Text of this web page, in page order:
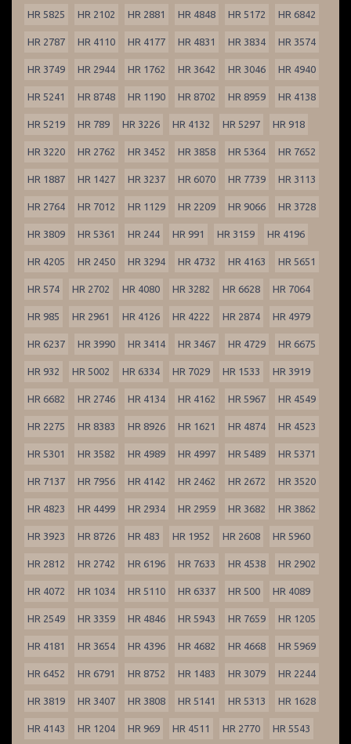
HR 5825 HR 2102 HR 2881 HR 4848 HR 5172 HR 6842
HR 2787 HR 4110 HR 4177 HR 4831 HR 3834 HR 3574
HR 3749 HR 2944 HR 1762 HR 3642 HR 3046 HR 4940
HR 5241 HR 8748 HR 1190 HR 8702 HR 8959 HR 4138
HR 5219 HR 789 HR 3226 HR 4132 HR 5297 HR 918
HR 3220 HR 2762 HR 3452 HR 3858 HR 5364 HR 7652
HR 1887 HR 1427 HR 3237 HR 6070 HR 7739 HR 3113
HR 2764 HR 7012 HR 1129 HR 2209 HR 9066 HR 3728
HR 3809 HR 5361 HR 244 HR 991 HR 3159 HR 4196
HR 4205 HR 2450 HR 3294 HR 4732 HR 4163 HR 5651
HR 574 HR 2702 HR 4080 HR 3282 HR 6628 HR 7064
HR 985 HR 2961 HR 4126 HR 4222 HR 2874 HR 4979
HR 6237 HR 3990 HR 3414 HR 3467 HR 4729 HR 6675
HR 932 HR 5002 HR 6334 HR 7029 HR 1533 HR 3919
HR 6682 HR 2746 HR 4134 HR 4162 HR 5967 HR 4549
HR 2275 HR 8383 HR 8926 HR 1621 HR 4874 HR 4523
HR 5301 HR 3582 HR 4989 HR 4997 HR 5489 HR 5371
HR 7137 HR 7956 HR 4142 HR 2462 HR 2672 HR 3520
HR 4823 HR 4499 HR 2934 HR 2959 HR 3682 HR 3862
HR 3923 HR 8726 HR 483 HR 1952 HR 2608 HR 5960
HR 2812 HR 2742 HR 6196 HR 7633 HR 4538 HR 2902
HR 4072 HR 1034 HR 5110 HR 6337 HR 500 HR 4089
HR 2549 HR 3359 HR 4846 HR 5943 HR 7659 HR 1205
HR 4181 HR 3654 HR 4396 HR 4682 HR 4668 HR 5969
HR 6452 HR 6791 HR 8752 HR 1483 HR 3079 HR 2244
HR 3819 HR 3407 HR 3808 HR 5141 HR 5313 HR 1628
HR 4143 HR 1204 HR 969 HR 4511 HR 2770 HR 5543